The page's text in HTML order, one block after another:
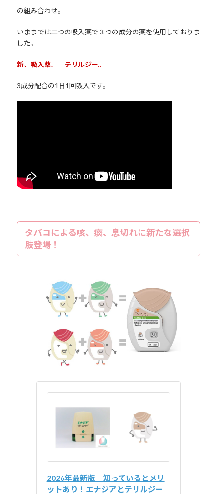
の組み合わせ。
いままでは二つの吸入薬で３つの成分の薬を使用しておりま
した。
新、吸入薬。 テリルジー。
3成分配合の1日1回吸入です。
タバコによる咳、痰、息切れに新たな選択
肢登場！
2026年最新版｜知っているとメリ
ットあり！エナジアとテリルジー